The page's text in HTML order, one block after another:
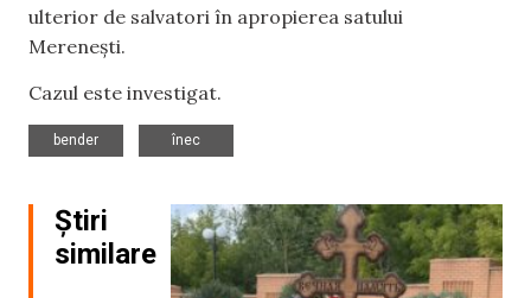
ulterior de salvatori în apropierea satului
Merenești.
Cazul este investigat.
bender
înec
Știri
similare